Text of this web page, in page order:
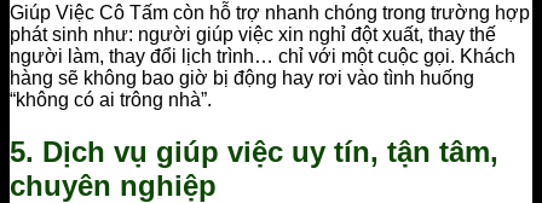
Giúp Việc Cô Tấm còn hỗ trợ nhanh chóng trong trường hợp
phát sinh như: người giúp việc xin nghỉ đột xuất, thay thế
người làm, thay đổi lịch trình… chỉ với một cuộc gọi. Khách
hàng sẽ không bao giờ bị động hay rơi vào tình huống
“không có ai trông nhà”.
5. Dịch vụ giúp việc uy tín, tận tâm,
chuyên nghiệp